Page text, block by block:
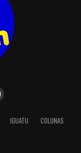
IGUATU
COLUNAS